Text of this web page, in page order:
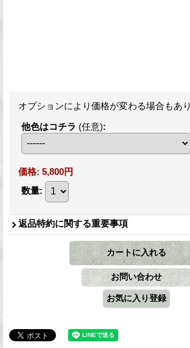
オプションにより価格が変わる場合もあり
他色はコチラ (任意):
価格: 5,800円
数量:
返品特約に関する重要事項